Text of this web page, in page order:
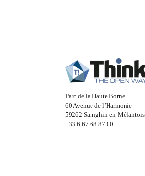
Parc de la Haute Borne
60 Avenue de l’Harmonie
59262 Sainghin-en-Mélantois
+33 6 67 68 87 00